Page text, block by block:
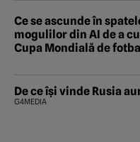
Ce se ascunde în
mogulilor din AI de a
Cupa Mondială de
De ce își vinde Rusia
G4MEDIA